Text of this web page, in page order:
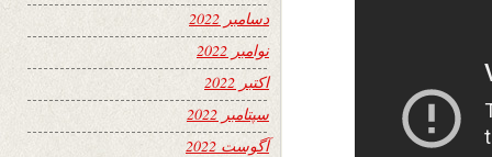
دسامبر 2022
نوامبر 2022
اکتبر 2022
سپتامبر 2022
آگوست 2022